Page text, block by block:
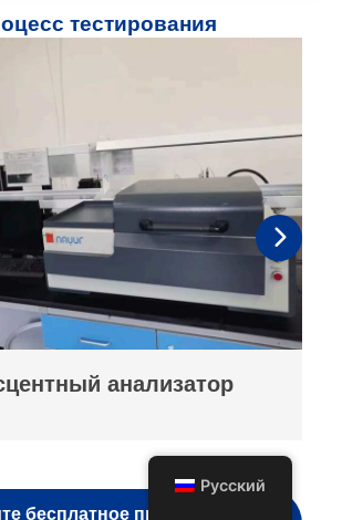
тестирования
испытания на
бесплатное предложение
Русский